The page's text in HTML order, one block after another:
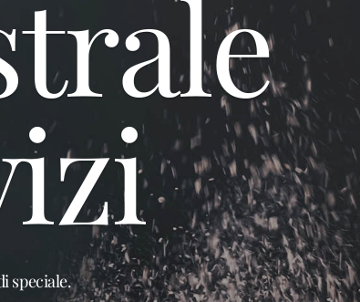
speciale.